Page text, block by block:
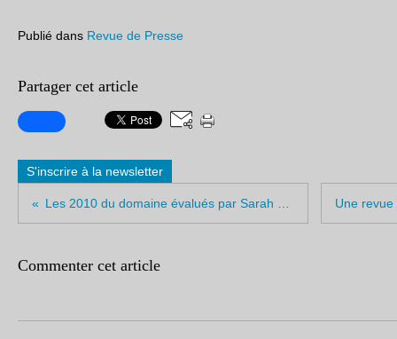
Publié dans Revue de Presse
Partager cet article
S'inscrire à la newsletter
Commenter cet article